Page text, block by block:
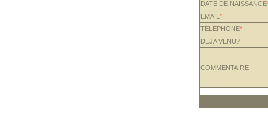
DATE DE NAISSANCE
EMAIL *
TELEPHONE*
DEJA VENU?
COMMENTAIRE